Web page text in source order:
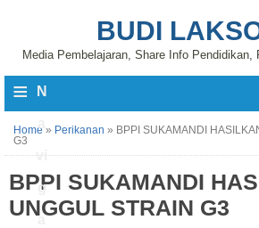
BUDI
Media Pembelajaran, Share Info Pendidikan,
≡ N
vi
g
a
Home » Perikanan » BPPI SUKAMANDI
G3
BPPI SUKAMANDI
UNGGUL STRAIN G3